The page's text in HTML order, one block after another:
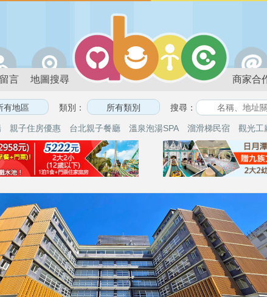
言 地圖搜尋 商家合
類別： 搜尋：
親子住房優惠 台北親子餐廳 溫泉泡湯SPA 溜滑梯民宿 觀光工